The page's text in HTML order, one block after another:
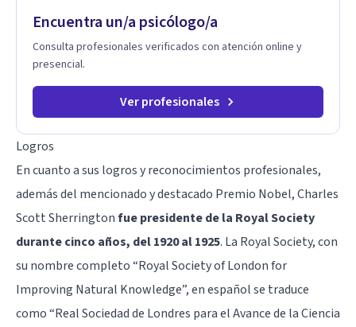
Encuentra un/a psicólogo/a
Consulta profesionales verificados con atención online y
presencial.
Ver profesionales
Logros
En cuanto a sus logros y reconocimientos profesionales,
además del mencionado y destacado Premio Nobel, Charles
Scott Sherringtonfue presidente de la Royal Society
durante cinco años, del 1920 al 1925. La Royal Society, con
su nombre completo “Royal Society of London for
Improving Natural Knowledge”, en español se traduce
como “Real Sociedad de Londres para el Avance de la Ciencia